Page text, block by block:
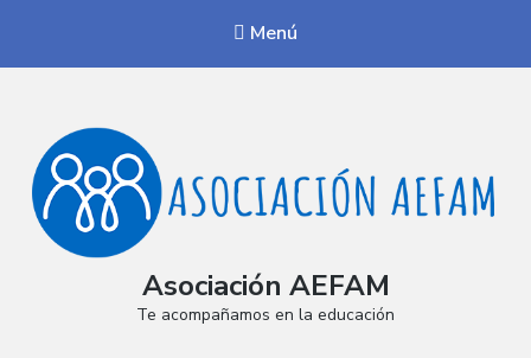
Menú
Asociación AEFAM
Te acompañamos en la educación